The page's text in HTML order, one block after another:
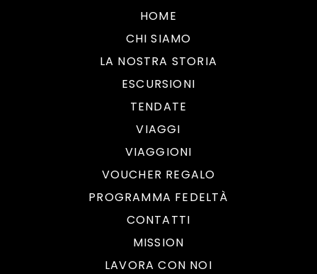
HOME
CHI SIAMO
LA NOSTRA STORIA
ESCURSIONI
TENDATE
VIAGGI
VIAGGIONI
VOUCHER REGALO
PROGRAMMA FEDELTÀ
CONTATTI
MISSION
LAVORA CON NOI